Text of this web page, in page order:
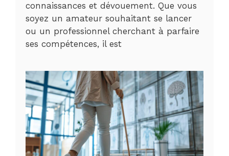
connaissances et dévouement. Que vous
soyez un amateur souhaitant se lancer
ou un professionnel cherchant à parfaire
ses compétences, il est